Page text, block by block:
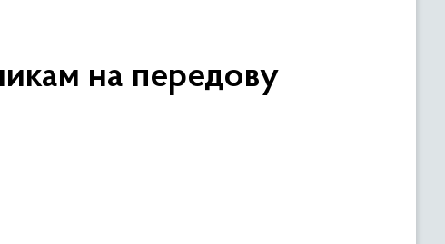
на передову